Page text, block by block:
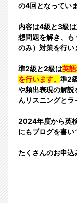
の4回となっていま
内容は4級と3級
想問題を解き、
のみ）対策を行い
準2級と2級は英
を行います。 準2
や頻出表現の解説
んリスニングとラ
2024年度から英
にもブログを書い
たくさんのお申込